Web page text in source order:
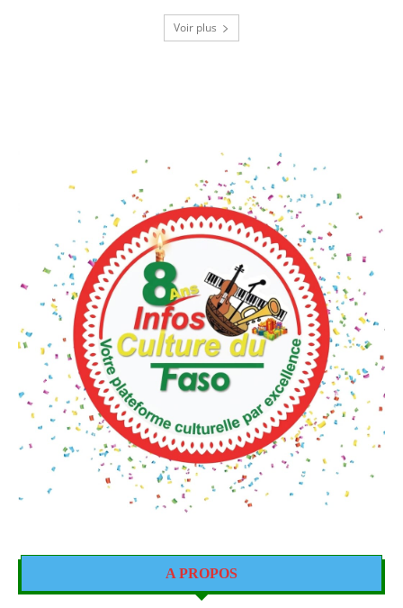
Voir plus
A PROPOS